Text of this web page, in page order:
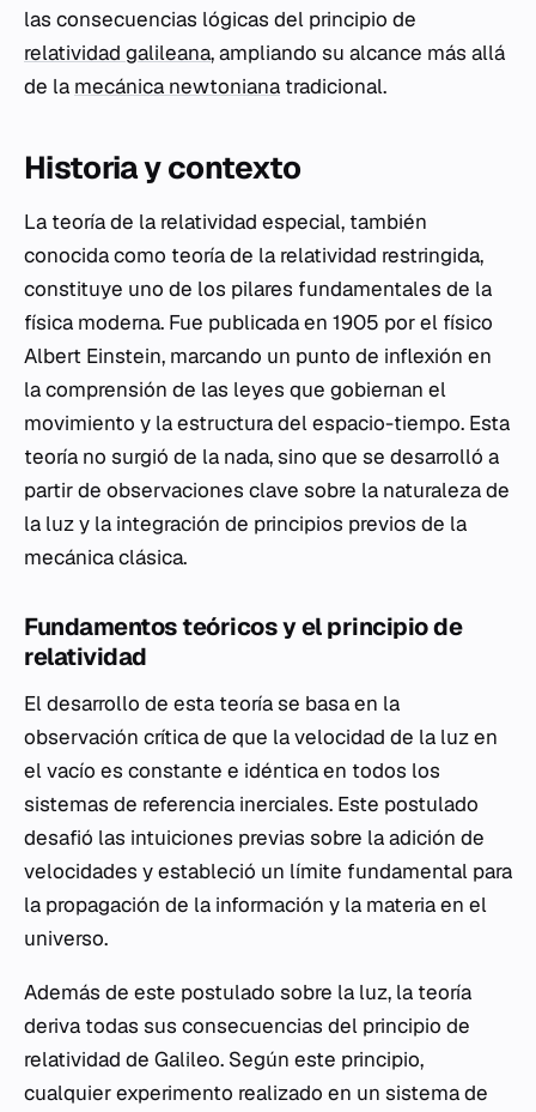
las consecuencias lógicas del principio de
relatividad galileana, ampliando su alcance más allá
de la mecánica newtoniana tradicional.
Historia y contexto
La teoría de la relatividad especial, también
conocida como teoría de la relatividad restringida,
constituye uno de los pilares fundamentales de la
física moderna. Fue publicada en 1905 por el físico
Albert Einstein, marcando un punto de inflexión en
la comprensión de las leyes que gobiernan el
movimiento y la estructura del espacio-tiempo. Esta
teoría no surgió de la nada, sino que se desarrolló a
partir de observaciones clave sobre la naturaleza de
la luz y la integración de principios previos de la
mecánica clásica.
Fundamentos teóricos y el principio de
relatividad
El desarrollo de esta teoría se basa en la
observación crítica de que la velocidad de la luz en
el vacío es constante e idéntica en todos los
sistemas de referencia inerciales. Este postulado
desafió las intuiciones previas sobre la adición de
velocidades y estableció un límite fundamental para
la propagación de la información y la materia en el
universo.
Además de este postulado sobre la luz, la teoría
deriva todas sus consecuencias del principio de
relatividad de Galileo. Según este principio,
cualquier experimento realizado en un sistema de